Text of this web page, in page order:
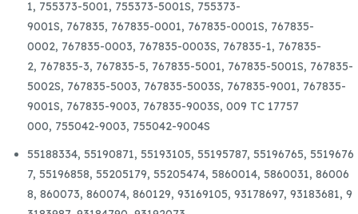
1, 755373-5001, 755373-5001S, 755373-
9001S, 767835, 767835-0001, 767835-0001S, 767835-
0002, 767835-0003, 767835-0003S, 767835-1, 767835-
2, 767835-3, 767835-5, 767835-5001, 767835-5001S, 767835-
5002S, 767835-5003, 767835-5003S, 767835-9001, 767835-
9001S, 767835-9003, 767835-9003S, 009 TC 17757
000, 755042-9003, 755042-9004S
55188334, 55190871, 55193105, 55195787, 55196765, 5519676
7, 55196858, 55205179, 55205474, 5860014, 5860031, 86006
8, 860073, 860074, 860129, 93169105, 93178697, 93183681, 9